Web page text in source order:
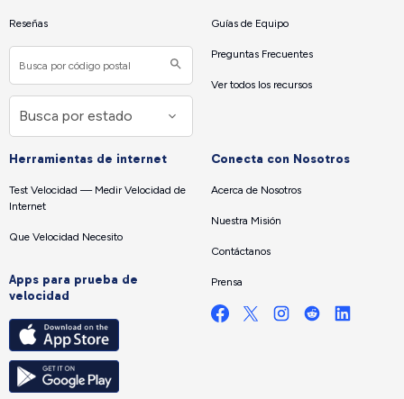
Reseñas Guías de Equipo
Preguntas Frecuentes
Ver todos los recursos
Herramientas de internet
Test Velocidad — Medir Velocidad de
Internet
Que Velocidad Necesito
Apps para prueba de
velocidad
Conecta con Nosotros
Acerca de Nosotros
Nuestra Misión
Contáctanos
Prensa